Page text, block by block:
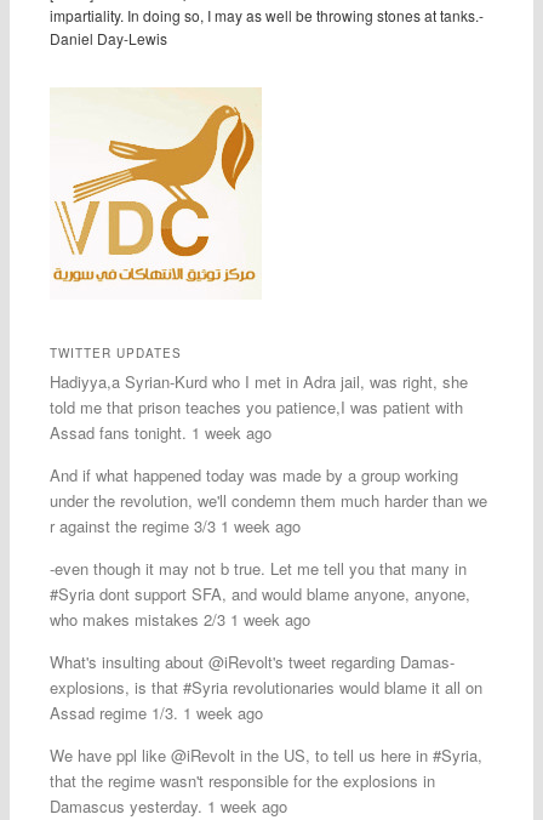
impartiality. In doing so, I may as well be throwing stones at tanks.-
Daniel Day-Lewis
TWITTER UPDATES
Hadiyya,a Syrian-Kurd who I met in Adra jail, was right, she
told me that prison teaches you patience,I was patient with
Assad fans tonight. 1 week ago
And if what happened today was made by a group working
under the revolution, we'll condemn them much harder than we
r against the regime 3/3 1 week ago
-even though it may not b true. Let me tell you that many in
#Syria dont support SFA, and would blame anyone, anyone,
who makes mistakes 2/3 1 week ago
What's insulting about @iRevolt's tweet regarding Damas-
explosions, is that #Syria revolutionaries would blame it all on
Assad regime 1/3. 1 week ago
We have ppl like @iRevolt in the US, to tell us here in #Syria,
that the regime wasn't responsible for the explosions in
Damascus yesterday. 1 week ago